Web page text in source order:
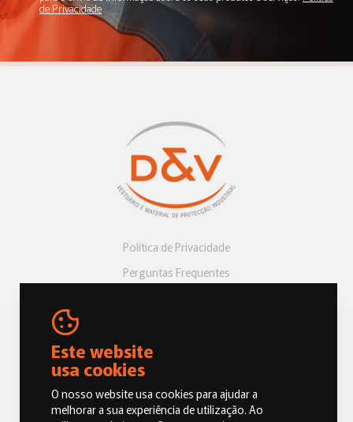
de Privacidade
Política de Privacidade
Perguntas Frequentes
Este website
usa cookies
O nosso website usa cookies para ajudar a
melhorar a sua experiência de utilização. Ao